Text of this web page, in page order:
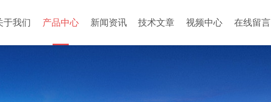
于我们 产品中心 新闻资讯 技术文章 视频中心 在线留言